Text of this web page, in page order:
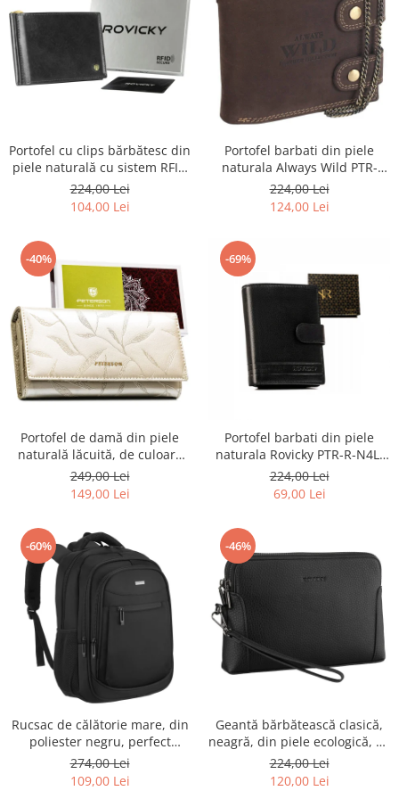
Portofel cu clips bărbătesc din
piele naturală cu sistem RFID
- Rovicky PTR-N1908-RVT-9799
BLACK
224,00 Lei
104,00 Lei
Portofel barbati din piele
naturala Always Wild PTR-
2900-BIC
224,00 Lei
124,00 Lei
-40%
Portofel de damă din piele
naturală lăcuită, de culoare
bej, cu închidere cu capsă -
Peterson
249,00 Lei
149,00 Lei
-69%
Portofel barbati din piele
naturala Rovicky PTR-R-N4L-
GAT-8922 B+B
224,00 Lei
69,00 Lei
-60%
Rucsac de călătorie mare, din
poliester negru, perfect
pentru bagajul de mână -
Rovicky PTR-R-BHX-05-1020
274,00 Lei
109,00 Lei
-46%
Geantă bărbătească clasică,
neagră, din piele ecologică, cu
fermoar - Rovicky PTR-R-SDR-
01-1631 BLACK
224,00 Lei
120,00 Lei